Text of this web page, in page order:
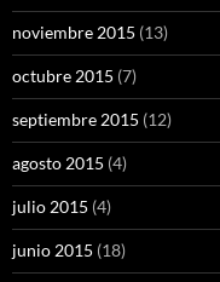
noviembre 2015 (13)
octubre 2015 (7)
septiembre 2015 (12)
agosto 2015 (4)
julio 2015 (4)
junio 2015 (18)